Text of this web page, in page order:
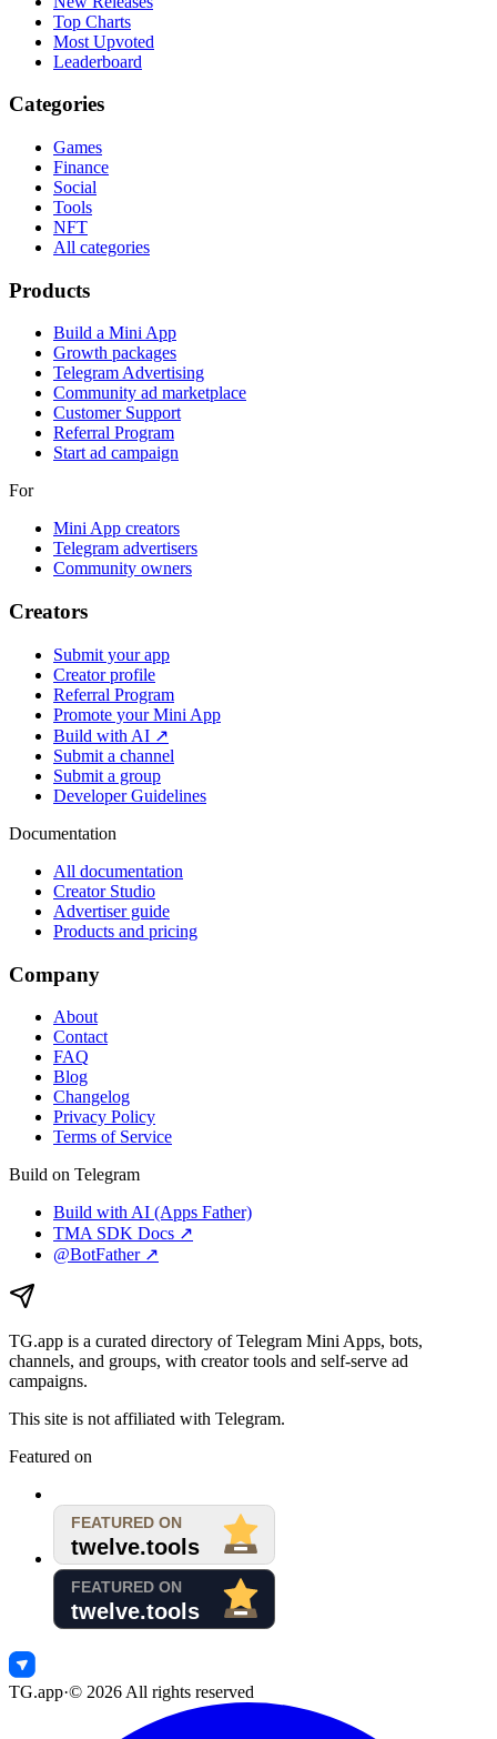
Top Charts
Most Upvoted
Leaderboard
Categories
Games
Finance
Social
Tools
NFT
All categories
Products
Build a Mini App
Growth packages
Telegram Advertising
Community ad marketplace
Customer Support
Referral Program
Start ad campaign
For
Mini App creators
Telegram advertisers
Community owners
Creators
Submit your app
Creator profile
Referral Program
Promote your Mini App
Build with AI ↗
Submit a channel
Submit a group
Developer Guidelines
Documentation
All documentation
Creator Studio
Advertiser guide
Products and pricing
Company
About
Contact
FAQ
Blog
Changelog
Privacy Policy
Terms of Service
Build on Telegram
Build with AI (Apps Father)
TMA SDK Docs ↗
@BotFather ↗
TG.app is a curated directory of Telegram Mini Apps, bots,
channels, and groups, with creator tools and self-serve ad
campaigns.
This site is not affiliated with Telegram.
Featured on
TG.app·© 2026 All rights reserved